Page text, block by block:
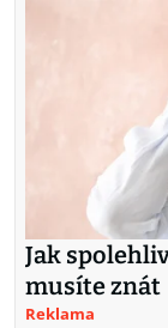
Jak
musíte znát
Reklama